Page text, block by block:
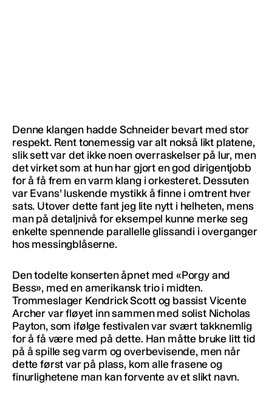
Denne klangen hadde Schneider bevart med stor
respekt. Rent tonemessig var alt nokså likt platene,
slik sett var det ikke noen overraskelser på lur, men
det virket som at hun har gjort en god dirigentjobb
for å få frem en varm klang i orkesteret. Dessuten
var Evans’ luskende mystikk å finne i omtrent hver
sats. Utover dette fant jeg lite nytt i helheten, mens
man på detaljnivå for eksempel kunne merke seg
enkelte spennende parallelle glissandi i overganger
hos messingblåserne.
Den todelte konserten åpnet med «Porgy and
Bess», med en amerikansk trio i midten.
Trommeslager Kendrick Scott og bassist Vicente
Archer var fløyet inn sammen med solist Nicholas
Payton, som ifølge festivalen var svært takknemlig
for å få være med på dette. Han måtte bruke litt tid
på å spille seg varm og overbevisende, men når
dette først var på plass, kom alle frasene og
finurlighetene man kan forvente av et slikt navn.